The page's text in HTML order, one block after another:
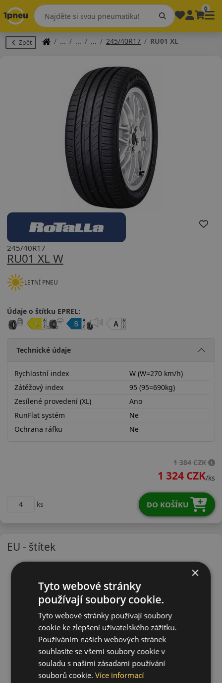
0
Zpět 245/40R17 RU01 XL
RU01 XL W
245/40R17
LETNÍ PNEU
Údaje o štítku EPREL:
Technické údaje
Rychlostní index
W (W=270 km/h)
Zátěžový index
95 (95=690kg)
Zesílené provedení (XL)
Ano
RunFlat systém
Ne
Ochrana ráfku
Ne
1 384 CZK
1 324 CZK/ks
ks DO KOŠÍKU
EU - štítek
×
Tyto webové stránky
používají soubory cookie.
Tyto webové stránky používají soubory
cookie ke zlepšení uživatelského zážitku.
Používáním našich webových stránek
souhlasíte se všemi soubory cookie v
souladu s našimi zásadami používání
souborů cookie.Více informací